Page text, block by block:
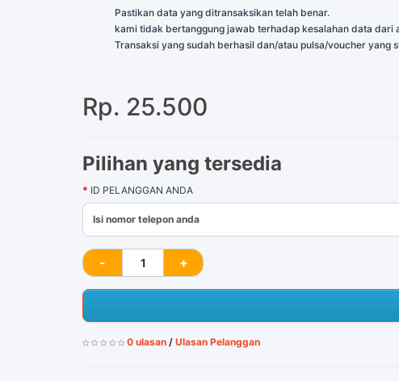
Pastikan data yang ditransaksikan telah benar.
kami tidak bertanggung jawab terhadap kesalahan data dari
Transaksi yang sudah berhasil dan/atau pulsa/voucher
Rp. 25.500
Pilihan yang tersedia
ID PELANGGAN ANDA
0 ulasan / Ulasan Pelanggan